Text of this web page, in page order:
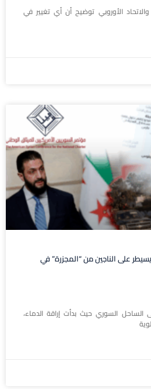
الأوروبي توضيح أن أي تغيير في
على الناجين من “المجزرة” في
الساحل السوري حيث بدأت إراقة الدماء،